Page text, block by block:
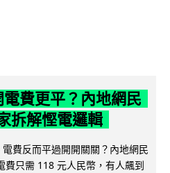
費更平？內地網民
拆解慳電邏輯
費反而平過開開關關？內地網民
費只需 118 元人民幣，有人飆到